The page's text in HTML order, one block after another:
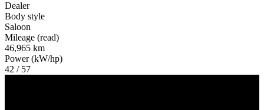
Dealer
Body style
Saloon
Mileage (read)
46,965 km
Power (kW/hp)
42 / 57